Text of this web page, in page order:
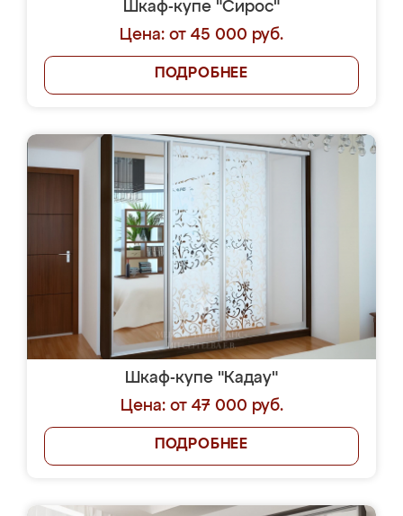
Шкаф-купе "Сирос"
Цена: от 45 000 руб.
ПОДРОБНЕЕ
Шкаф-купе "Кадау"
Цена: от 47 000 руб.
ПОДРОБНЕЕ